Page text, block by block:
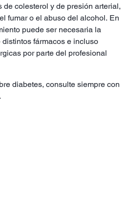
de colesterol y de presión arterial,
fumar o el abuso del alcohol. En
puede ser necesaria la
fármacos e incluso
por parte del profesional
diabetes, consulte siempre con